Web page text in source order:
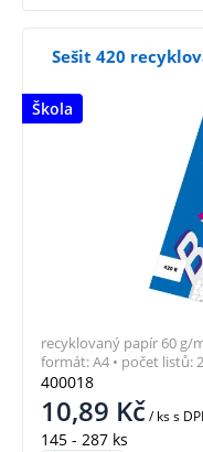
Škola
Sešit 420
400018
10,89 Kč/ kss
145 - 287 ks
recyklovaný papír 60 g/
formát: A4 • počet listů: